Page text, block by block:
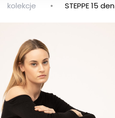
kolekcje STEPPE 15 den